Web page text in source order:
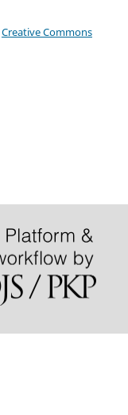
Creative Commons